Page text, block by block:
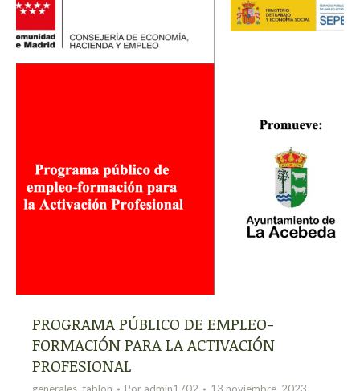
PROGRAMA PÚBLICO DE EMPLEO-
FORMACIÓN PARA LA ACTIVACIÓN
PROFESIONAL